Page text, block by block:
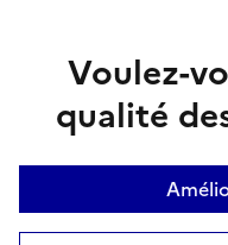
Voulez-
qualité